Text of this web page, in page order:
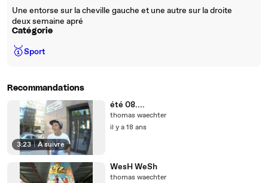
Une entorse sur la cheville gauche et une autre sur la droite
deux semaine apré
Catégorie
🥇Sport
Recommandations
3:23 | À suivre
été 08....
thomas waechter
il y a 18 ans
WesH WeSh
thomas waechter